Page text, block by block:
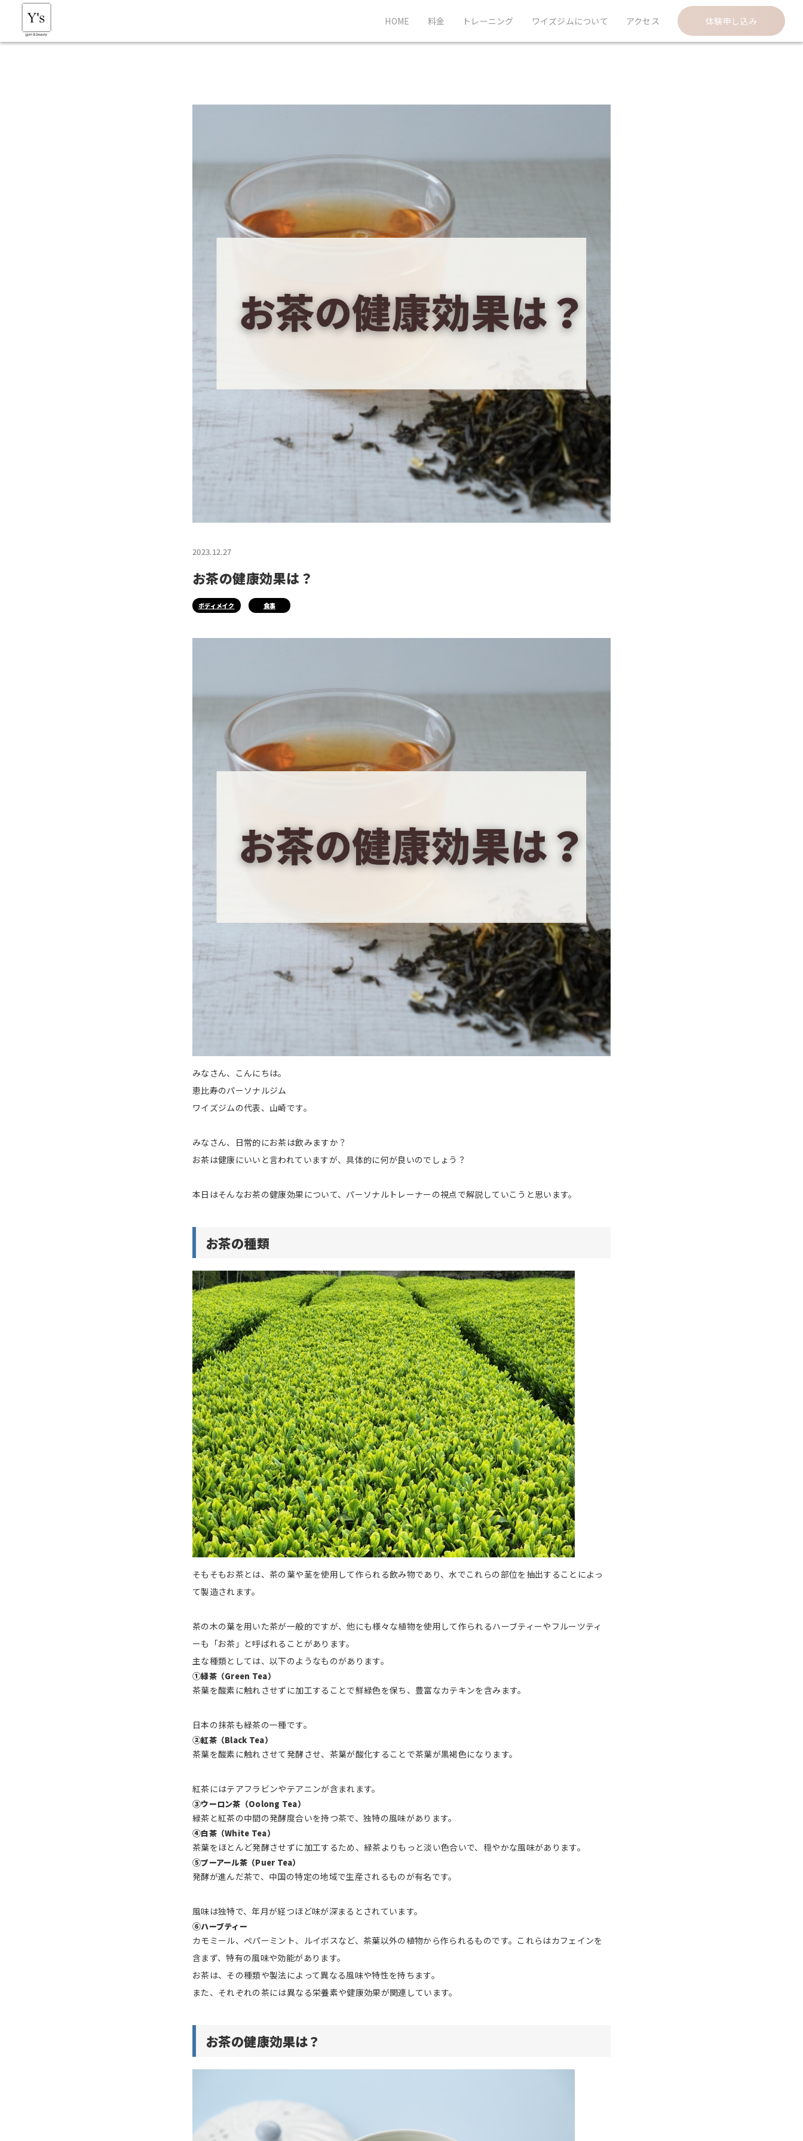
HOME 料金 トレーニング ワイズジムについて アクセス 体験申し込み
2023.12.27
お茶の健康効果は？
ボディメイク 食事
みなさん、こんにちは。
恵比寿のパーソナルジム
ワイズジムの代表、山崎です。
みなさん、日常的にお茶は飲みますか？
お茶は健康にいいと言われていますが、具体的に何が良いのでしょう？
本日はそんなお茶の健康効果について、パーソナルトレーナーの視点で解説していこうと思います。
お茶の種類
そもそもお茶とは、茶の葉や茎を使用して作られる飲み物であり、水でこれらの部位を抽出することによっ
て製造されます。
茶の木の葉を用いた茶が一般的ですが、他にも様々な植物を使用して作られるハーブティーやフルーツティ
ーも「お茶」と呼ばれることがあります。
主な種類としては、以下のようなものがあります。
①緑茶（Green Tea）
茶葉を酸素に触れさせずに加工することで鮮緑色を保ち、豊富なカテキンを含みます。
日本の抹茶も緑茶の一種です。
②紅茶（Black Tea）
茶葉を酸素に触れさせて発酵させ、茶葉が酸化することで茶葉が黒褐色になります。
紅茶にはテアフラビンやテアニンが含まれます。
③ウーロン茶（Oolong Tea）
緑茶と紅茶の中間の発酵度合いを持つ茶で、独特の風味があります。
④白茶（White Tea）
茶葉をほとんど発酵させずに加工するため、緑茶よりもっと淡い色合いで、穏やかな風味があります。
⑤プーアール茶（Puer Tea）
発酵が進んだ茶で、中国の特定の地域で生産されるものが有名です。
風味は独特で、年月が経つほど味が深まるとされています。
⑥ハーブティー
カモミール、ペパーミント、ルイボスなど、茶葉以外の植物から作られるものです。これらはカフェインを
含まず、特有の風味や効能があります。
お茶は、その種類や製法によって異なる風味や特性を持ちます。
また、それぞれの茶には異なる栄養素や健康効果が関連しています。
お茶の健康効果は？